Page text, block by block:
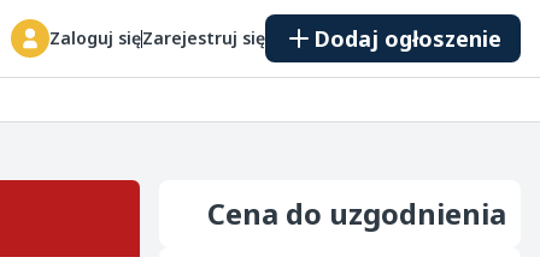
Zaloguj sięZarejestruj się Dodaj ogłoszenie
Cena do uzgodnienia